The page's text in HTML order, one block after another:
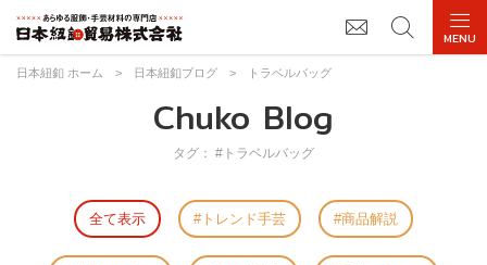
日本紐釦 ホーム > 日本紐釦ブログ > トラベルバッグ
Chuko Blog
タグ： #トラベルバッグ
全て表示 トレンド手芸 商品解説